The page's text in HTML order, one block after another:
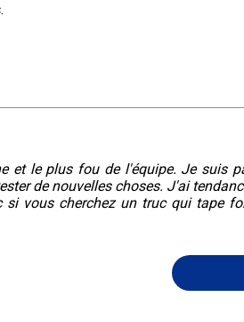
et le plus fou de l'équipe. Je suis
de nouvelles choses. J'ai
vous cherchez un truc qui tape